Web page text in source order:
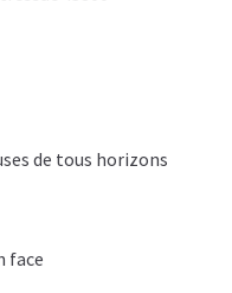
de tous horizons
face